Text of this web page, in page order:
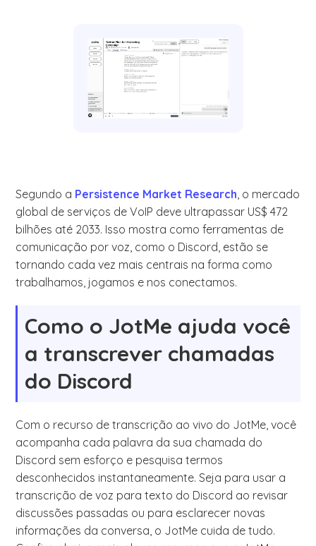
Segundo a Persistence Market Research , o mercado
global de serviços de VoIP deve ultrapassar US$ 472
bilhões até 2033. Isso mostra como ferramentas de
comunicação por voz, como o Discord, estão se
tornando cada vez mais centrais na forma como
trabalhamos, jogamos e nos conectamos.
Como o JotMe ajuda você
a transcrever chamadas
do Discord
Com o recurso de transcrição ao vivo do JotMe, você
acompanha cada palavra da sua chamada do
Discord sem esforço e pesquisa termos
desconhecidos instantaneamente. Seja para usar a
transcrição de voz para texto do Discord ao revisar
discussões passadas ou para esclarecer novas
informações da conversa, o JotMe cuida de tudo.